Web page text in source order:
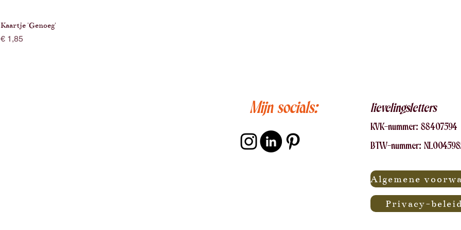
Kaartje 'Genoeg'
Prijs
€ 1,85
Mijn socials: lievelingsletters
KVK-nummer: 88407594
BTW-nummer:
Privacy-beleid